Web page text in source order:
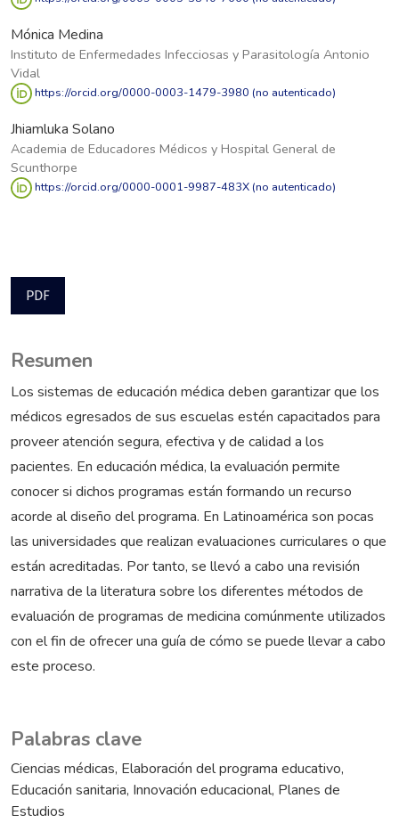
Mónica Medina
Instituto de Enfermedades Infecciosas y Parasitología Antonio
Vidal
https://orcid.org/0000-0003-1479-3980 (no autenticado)
Jhiamluka Solano
Academia de Educadores Médicos y Hospital General de
Scunthorpe
https://orcid.org/0000-0001-9987-483X (no autenticado)
PDF
Palabras clave
Ciencias médicas Elaboración del programa educativo
Educación sanitaria Innovación educacional Planes de
Estudios
Resumen
Los sistemas de educación médica deben garantizar que los
médicos egresados de sus escuelas estén capacitados para
proveer atención segura, efectiva y de calidad a los
pacientes. En educación médica, la evaluación permite
conocer si dichos programas están formando un recurso
acorde al diseño del programa. En Latinoamérica son pocas
las universidades que realizan evaluaciones curriculares o que
están acreditadas. Por tanto, se llevó a cabo una revisión
narrativa de la literatura sobre los diferentes métodos de
evaluación de programas de medicina comúnmente utilizados
con el fin de ofrecer una guía de cómo se puede llevar a cabo
este proceso.